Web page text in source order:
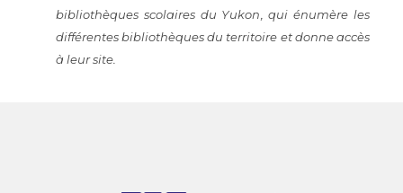
bibliothèques scolaires du Yukon , qui énumère les
différentes bibliothèques du territoire et donne accès
à leur site.